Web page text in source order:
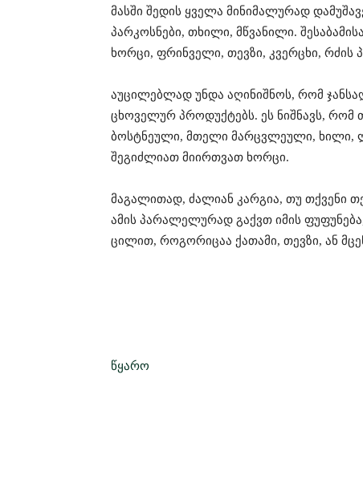
მასში შედის ყველა მინიმალურად
პარკოსნები, თხილი, მწვანილი.
ხორცი, ფრინველი, თევზი, კვერცხი, რძის
აუცილებლად უნდა აღინიშნოს, რომ
ცხოველურ პროდუქტებს. ეს ნიშნავს, რომ
ბოსტნეული, მთელი მარცვლეული, ხილი,
შეგიძლიათ მიირთვათ ხორცი.
მაგალითად, ძალიან კარგია, თუ თქვენი
ამის პარალელურად გაქვთ იმის
ცილით, როგორიცაა ქათამი, თევზი, ან
წყარო